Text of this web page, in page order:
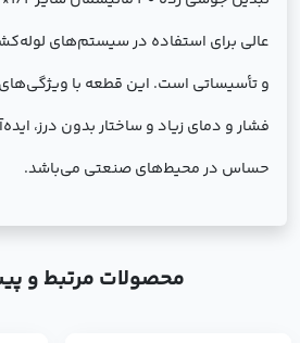
عالی برای استفاده در سیستم‌های
و تأسیساتی است. این قطعه با ویژگی‌های
فشار و دمای زیاد و ساختار بدون درز،
حساس در محیط‌های صنعتی می‌باشد.
محصولات مرتبط و